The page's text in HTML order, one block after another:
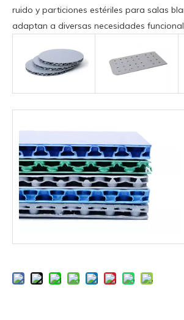
ruido y particiones estériles para salas
adaptan a diversas necesidades